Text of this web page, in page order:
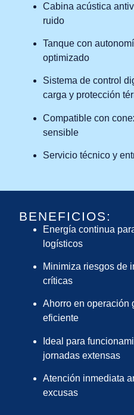
Cabina acústica
ruido
Tanque con
optimizado
Sistema de control
carga y protección
Compatible con
sensible
Servicio técnico y
BENEFICIOS:
Energía continua
logísticos
Minimiza riesgos de
críticas
Ahorro en operación
eficiente
Ideal para
jornadas extensas
Atención inmediata
excusas